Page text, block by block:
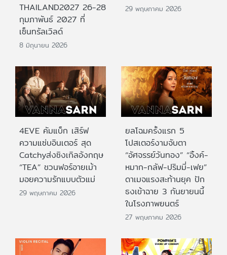
THAILAND2027 26-28
กุมภาพันธ์ 2027 ที่
เซ็นทรัลเวิลด์
8 มิถุนายน 2026
29 พฤษภาคม 2026
4EVE คัมแบ็ก เสิร์ฟ
ความแซ่บอินเตอร์ สุด
Catchyส่งซิงเกิลอังกฤษ
“TEA” ชวนฟอร์อายเม้า
มอยความรักแบบตัวแม่
29 พฤษภาคม 2026
ยลโฉมครั้งแรก 5
โปสเตอร์งามจับตา
“อัศจรรย์วันทอง” “อิ้งค์-
หมาก-กลัฟ-ปริมมี่-เฟย”
ดาเมจแรงสะท้านยุค ปัก
ธงเข้าฉาย 3 กันยายนนี้
ในโรงภาพยนตร์
27 พฤษภาคม 2026